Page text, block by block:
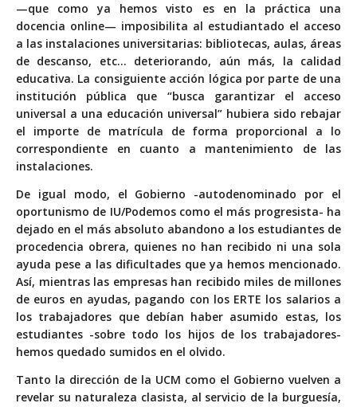
—que como ya hemos visto es en la práctica una
docencia online— imposibilita al estudiantado el acceso
a las instalaciones universitarias: bibliotecas, aulas, áreas
de descanso, etc… deteriorando, aún más, la calidad
educativa. La consiguiente acción lógica por parte de una
institución pública que “busca garantizar el acceso
universal a una educación universal” hubiera sido rebajar
el importe de matrícula de forma proporcional a lo
correspondiente en cuanto a mantenimiento de las
instalaciones.
De igual modo, el Gobierno -autodenominado por el
oportunismo de IU/Podemos como el más progresista- ha
dejado en el más absoluto abandono a los estudiantes de
procedencia obrera, quienes no han recibido ni una sola
ayuda pese a las dificultades que ya hemos mencionado.
Así, mientras las empresas han recibido miles de millones
de euros en ayudas, pagando con los ERTE los salarios a
los trabajadores que debían haber asumido estas, los
estudiantes -sobre todo los hijos de los trabajadores-
hemos quedado sumidos en el olvido.
Tanto la dirección de la UCM como el Gobierno vuelven a
revelar su naturaleza clasista, al servicio de la burguesía,